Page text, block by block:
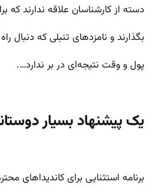
دسته از کارشناسان علاقه ندارند که
بگذارند و نامزدهای تنبلی که دنبال
پول و وقت نتیجه‌ای در بر ندارد….
یک پیشنهاد بسیار
برنامه استثنایی برای